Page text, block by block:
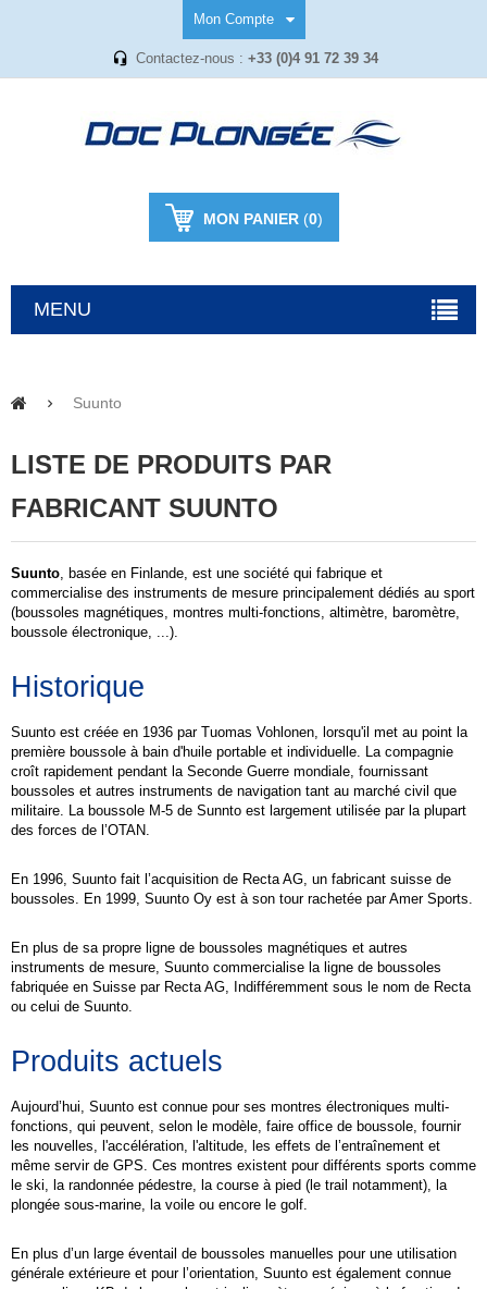
Mon Compte
Contactez-nous : +33 (0)4 91 72 39 34
MON PANIER(0)
MENU
Suunto
LISTE DE PRODUITS PAR
FABRICANT SUUNTO
Suunto, basée en Finlande, est une société qui fabrique et
commercialise des instruments de mesure principalement dédiés au sport
(boussoles magnétiques, montres multi-fonctions, altimètre, baromètre,
boussole électronique, ...).
Historique
Suunto est créée en 1936 par Tuomas Vohlonen, lorsqu'il met au point la
première boussole à bain d'huile portable et individuelle. La compagnie
croît rapidement pendant la Seconde Guerre mondiale, fournissant
boussoles et autres instruments de navigation tant au marché civil que
militaire. La boussole M-5 de Sunnto est largement utilisée par la plupart
des forces de l’OTAN.
En 1996, Suunto fait l’acquisition de Recta AG, un fabricant suisse de
boussoles. En 1999, Suunto Oy est à son tour rachetée parAmer Sports.
En plus de sa propre ligne de boussoles magnétiques et autres
instruments de mesure, Suunto commercialise la ligne de boussoles
fabriquée en Suisse par Recta AG, Indifféremment sous le nom de Recta
ou celui de Suunto.
Produits actuels
Aujourd’hui, Suunto est connue pour ses montres électroniques multi-
fonctions, qui peuvent, selon le modèle, faire office de boussole, fournir
les nouvelles, l'accélération, l'altitude, les effets de l’entraînement et
même servir de GPS. Ces montres existent pour différents sports comme
le ski, la randonnée pédestre, la course à pied (le trail notamment), la
plongée sous-marine, la voile ou encore le golf.
En plus d’un large éventail de boussoles manuelles pour une utilisation
générale extérieure et pour l’orientation, Suunto est également connue